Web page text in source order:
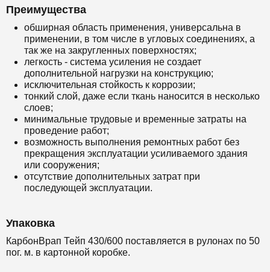
Преимущества
обширная область применения, универсальна в
применении, в том числе в угловых соединениях, а
так же на закругленных поверхностях;
легкость - система усиления не создает
дополнительной нагрузки на конструкцию;
исключительная стойкость к коррозии;
тонкий слой, даже если ткань наносится в несколько
слоев;
минимальные трудовые и временные затраты на
проведение работ;
возможность выполнения ремонтных работ без
прекращения эксплуатации усиливаемого здания
или сооружения;
отсутствие дополнительных затрат при
последующей эксплуатации.
Упаковка
КарбонВрап Тейп 430/600 поставляется в рулонах по 50
пог. м. в картонной коробке.